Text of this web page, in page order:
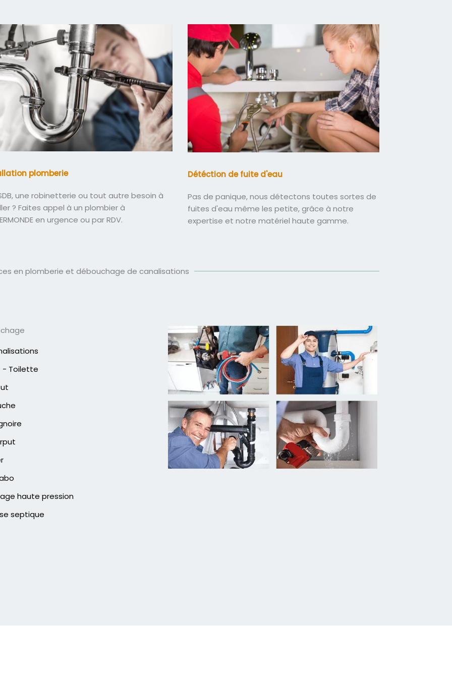
plomberie
une robinetterie ou tout autre besoin à
? Faites appel à un plombier à
en urgence ou par RDV.
Détéction de fuite d'eau
Pas de panique, nous détectons toutes sortes de
fuites d'eau même les petite, grâce à notre
expertise et notre matériel haute gamme.
en plomberie et débouchage de canalisations
- Toilette
haute pression
septique